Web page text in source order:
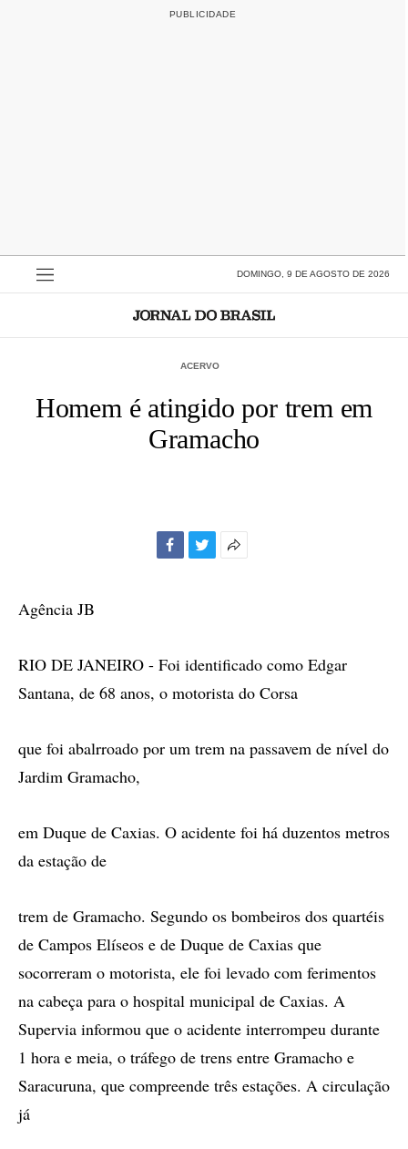
DOMINGO, 9 DE AGOSTO DE 2026
ACERVO
Homem é atingido por trem em
Gramacho
Agência JB
RIO DE JANEIRO - Foi identificado como Edgar
Santana, de 68 anos, o motorista do Corsa
que foi abalrroado por um trem na passavem de nível do
Jardim Gramacho,
em Duque de Caxias. O acidente foi há duzentos metros
da estação de
trem de Gramacho. Segundo os bombeiros dos quartéis
de Campos Elíseos e de Duque de Caxias que
socorreram o motorista, ele foi levado com ferimentos
na cabeça para o hospital municipal de Caxias. A
Supervia informou que o acidente interrompeu durante
1 hora e meia, o tráfego de trens entre Gramacho e
Saracuruna, que compreende três estações. A circulação
já